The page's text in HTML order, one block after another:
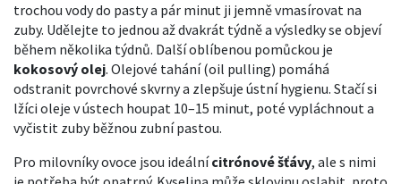
trochou vody do pasty a pár minut ji jemně vmasírovat na
zuby. Udělejte to jednou až dvakrát týdně a výsledky se objeví
během několika týdnů. Další oblíbenou pomůckou je
kokosový olej. Olejové tahání (oil pulling) pomáhá
odstranit povrchové skvrny a zlepšuje ústní hygienu. Stačí si
lžíci oleje v ústech houpat 10–15 minut, poté vypláchnout a
vyčistit zuby běžnou zubní pastou.
Pro milovníky ovoce jsou ideálnícitrónové šťávy, ale s nimi